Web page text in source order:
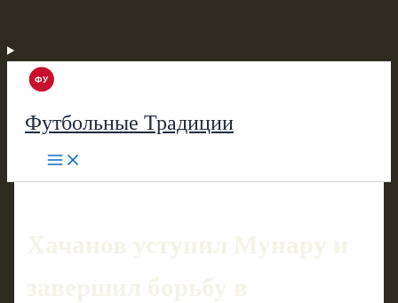
Футбольные Традиции
Хачанов уступил Мунару и
завершил борьбу в